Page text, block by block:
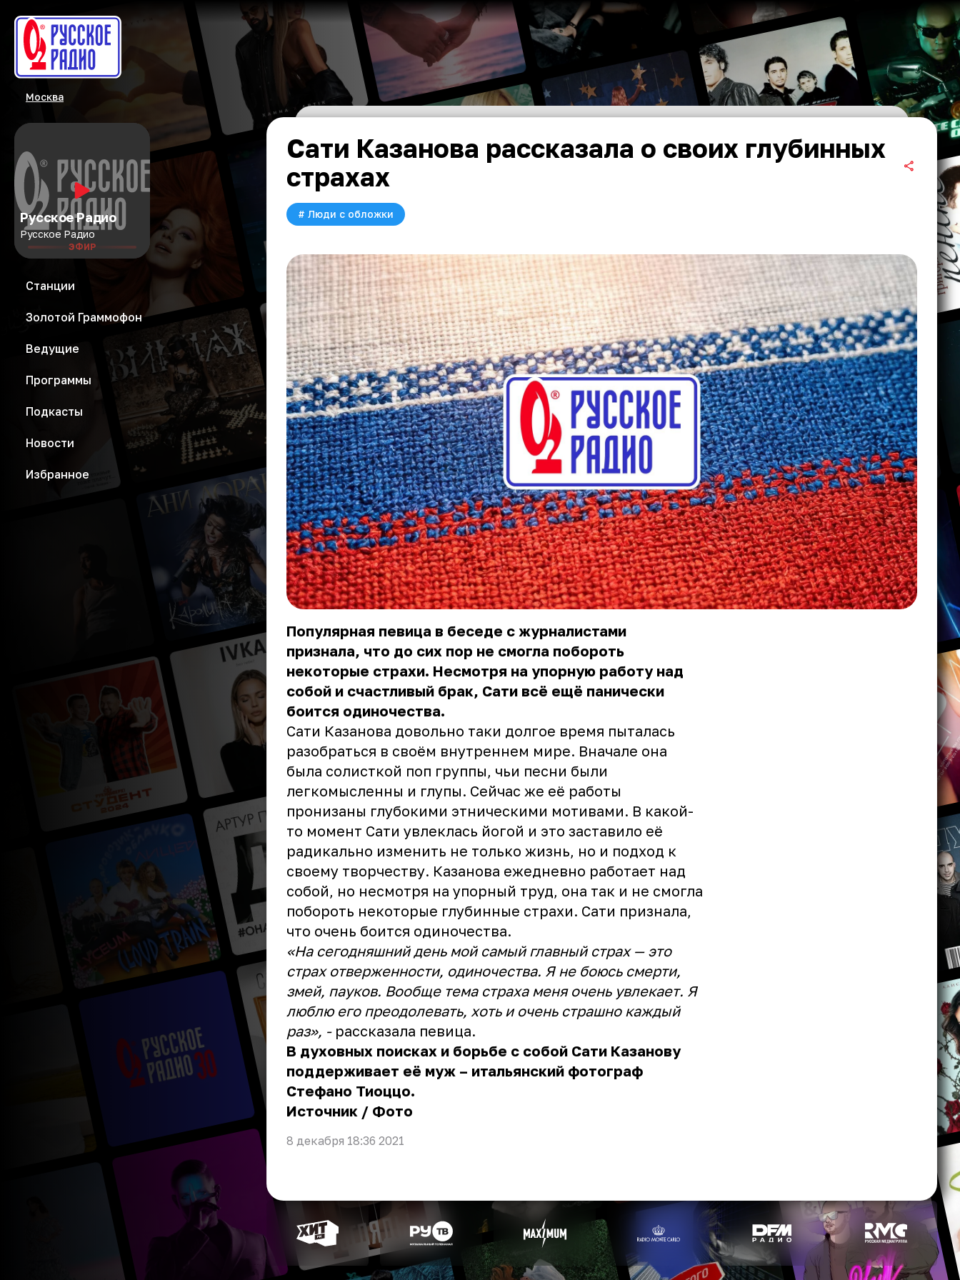
Москва
Русское Радио
Русское Радио
ЭФИР
Станции
Золотой Граммофон
Ведущие
Программы
Подкасты
Новости
Избранное
Сати Казанова рассказала о своих глубинных
страхах
# Люди с обложки
Популярная певица в беседе с журналистами
признала, что до сих пор не смогла побороть
некоторые страхи. Несмотря на упорную работу над
собой и счастливый брак, Сати всё ещё панически
боится одиночества.
Сати Казанова довольно таки долгое время пыталась
разобраться в своём внутреннем мире. Вначале она
была солисткой поп группы, чьи песни были
легкомысленны и глупы. Сейчас же её работы
пронизаны глубокими этническими мотивами. В какой-
то момент Сати увлеклась йогой и это заставило её
радикально изменить не только жизнь, но и подход к
своему творчеству. Казанова ежедневно работает над
собой, но несмотря на упорный труд, она так и не смогла
побороть некоторые глубинные страхи. Сати признала,
что очень боится одиночества.
«На сегодняшний день мой самый главный страх — это
страх отверженности, одиночества. Я не боюсь смерти,
змей, пауков. Вообще тема страха меня очень увлекает. Я
люблю его преодолевать, хоть и очень страшно каждый
раз», -рассказала певица.
В духовных поисках и борьбе с собой Сати Казанову
поддерживает её муж – итальянский фотограф
Стефано Тиоццо.
Источник / Фото
8 декабря 18:36 2021